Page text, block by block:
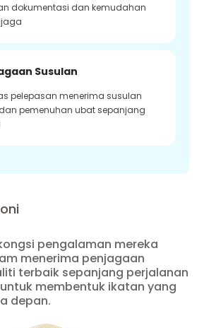
dokumentasi dan kemudahan
Susulan
pelepasan menerima susulan
pemenuhan ubat sepanjang
pengalaman mereka
menerima penjagaan
terbaik sepanjang perjalanan
membentuk ikatan yang
depan.